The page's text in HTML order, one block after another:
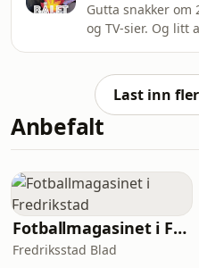
Gutta snakker om
og TV-sier. Og litt annet.
Last inn
Anbefalt
Fotballmagasinet i Fredrikstad
Fredriksstad Blad